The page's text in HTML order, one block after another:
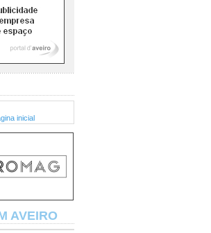
inicial
AVEIRO